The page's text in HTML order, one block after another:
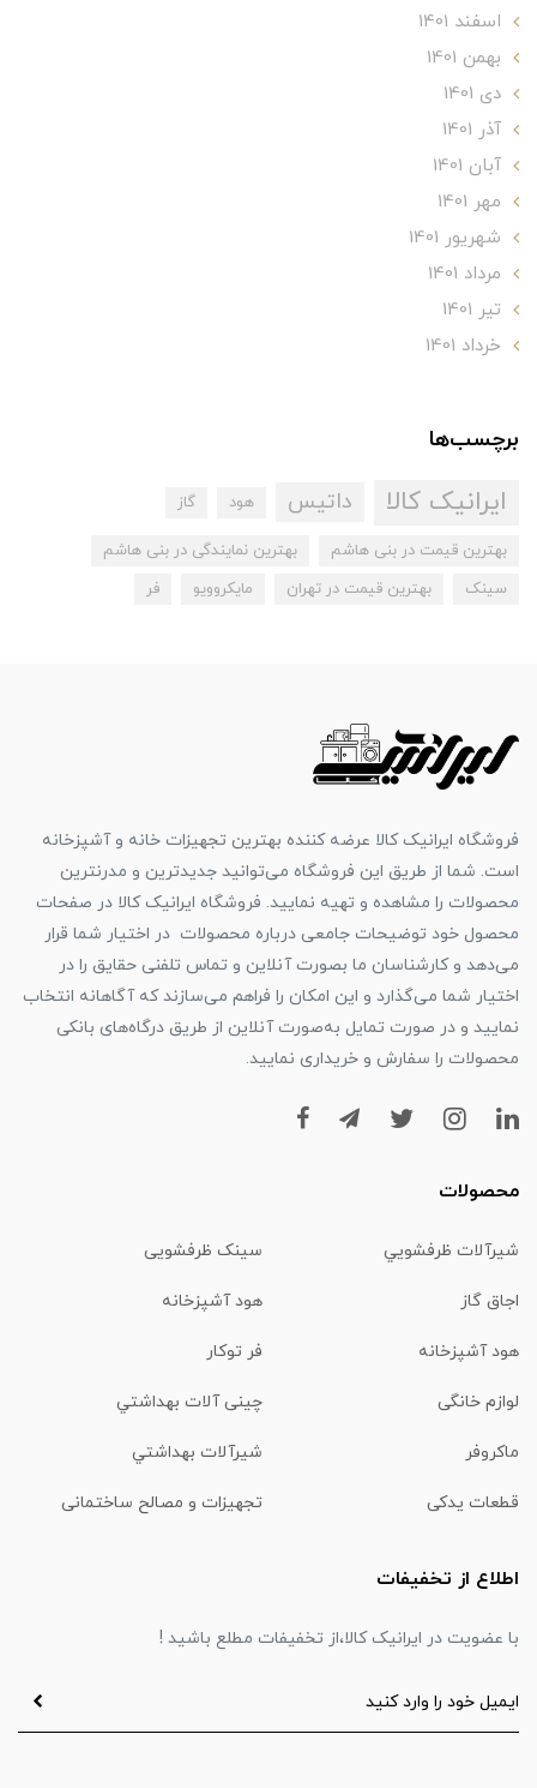
اسفند 1401
بهمن 1401
دی 1401
آذر 1401
آبان 1401
مهر 1401
شهریور 1401
مرداد 1401
تير 1401
خرداد 1401
برچسب‌ها
ایرانیک کالا داتیس هود گاز
بهترین قیمت در بنی هاشم
بهترین نمایندگی در بنی هاشم
سینک
بهترین قیمت در تهران مایکروویو فر
فروشگاه ایرانیک کالا عرضه کننده بهترین تجهیزات خانه و آشپزخانه
است. شما از طریق این فروشگاه می‌توانید جدیدترین و مدرنترین
محصولات را مشاهده و تهیه نمایید. فروشگاه ایرانیک کالا در صفحات
محصول خود توضیحات جامعی درباره محصولات در اختیار شما قرار
می‌دهد و کارشناسان ما بصورت آنلاین و تماس تلفنی حقایق را در
اختیار شما می‌گذارد و این امکان را فراهم می‌سازند که آگاهانه انتخاب
نمایید و در صورت تمایل به‌صورت آنلاین از طریق درگاه‌های بانکی
محصولات را سفارش و خریداری نمایید.
محصولات
شیرآلات ظرفشويي سینک ظرفشویی
اجاق گاز هود آشپزخانه
هود آشپزخانه فر توکار
لوازم خانگی چینی آلات بهداشتي
ماكروفر شیرآلات بهداشتي
قطعات یدکی تجهیزات و مصالح ساختمانی
اطلاع از تخفیفات
با عضویت در ایرانیک کالا،از تخفیفات مطلع باشید !